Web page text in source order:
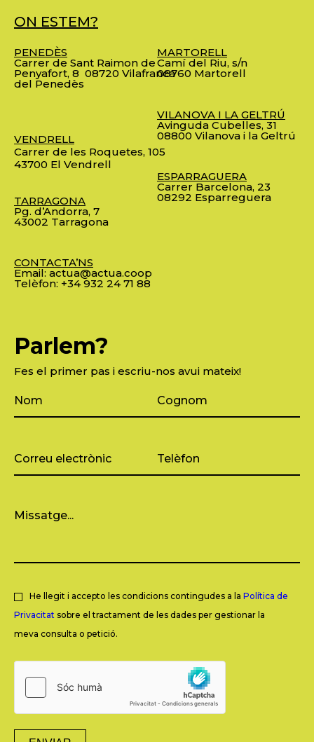
ON ESTEM?
PENEDÈS
Carrer de Sant Raimon de
Penyafort, 8 08720 Vilafranca
del Penedès
VENDRELL
Carrer de les Roquetes, 105
43700 El Vendrell
TARRAGONA
Pg. d’Andorra, 7
43002 Tarragona
CONTACTA’NS
Email: actua@actua.coop
Telèfon: +34 932 24 71 88
MARTORELL
Camí del Riu, s/n
08760 Martorell
VILANOVA I LA GELTRÚ
Avinguda Cubelles, 31
08800 Vilanova i la Geltrú
ESPARRAGUERA
Carrer Barcelona, 23
08292 Esparreguera
Parlem?
Fes el primer pas i escriu-nos avui mateix!
He llegit i accepto les condicions contingudes a la Política de
Privacitat sobre el tractament de les dades per gestionar la
meva consulta o petició.